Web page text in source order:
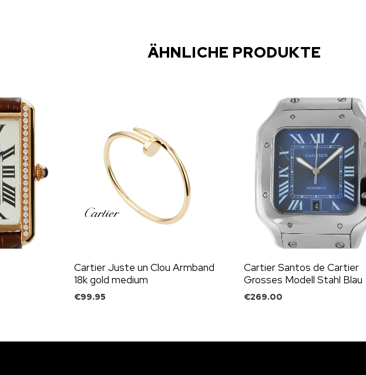
ÄHNLICHE PRODUKTE
Cartier Juste un Clou Armband
18k gold medium
€99.95
Cartier Santos de Cartier
Grosses Modell Stahl Blau
€269.00